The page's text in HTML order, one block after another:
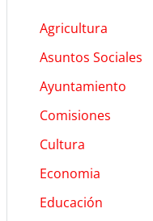
Agricultura
Asuntos Sociales
Ayuntamiento
Comisiones
Cultura
Economia
Educación